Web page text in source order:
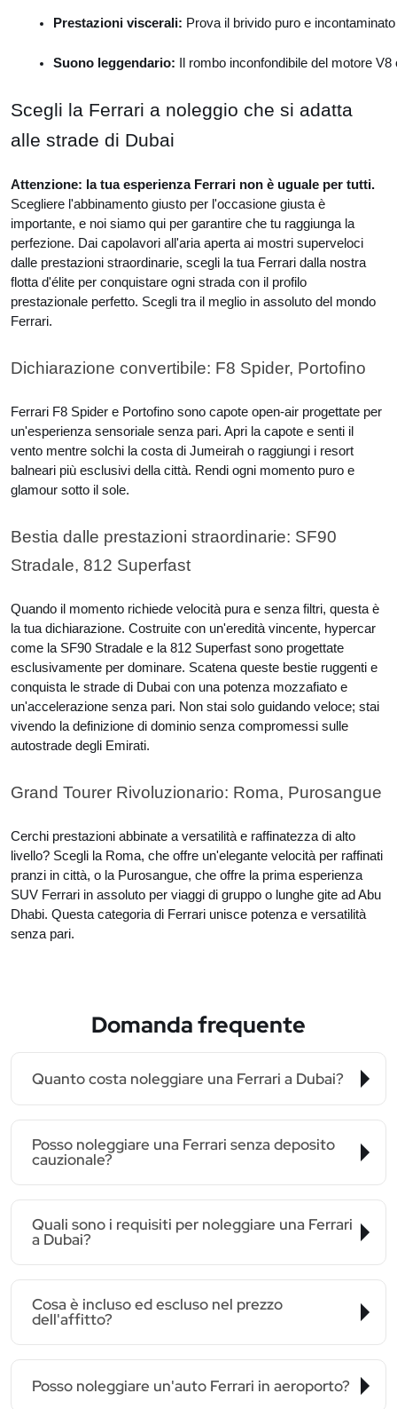
Prestazioni viscerali: Prova il brivido puro e
Suono leggendario: Il rombo inconfondibile del motore
Scegli la Ferrari a noleggio che si adatta
alle strade di Dubai
Attenzione: la tua esperienza Ferrari non è uguale per tutti.
Scegliere l'abbinamento giusto per l'occasione giusta è
importante, e noi siamo qui per garantire che tu raggiunga la
perfezione. Dai capolavori all'aria aperta ai mostri superveloci
dalle prestazioni straordinarie, scegli la tua Ferrari dalla nostra
flotta d'élite per conquistare ogni strada con il profilo
prestazionale perfetto. Scegli tra il meglio in assoluto del mondo
Ferrari.
Dichiarazione convertibile: F8 Spider, Portofino
Ferrari F8 Spider e Portofino sono capote open-air progettate per
un'esperienza sensoriale senza pari. Apri la capote e senti il
vento mentre solchi la costa di Jumeirah o raggiungi i resort
balneari più esclusivi della città. Rendi ogni momento puro e
glamour sotto il sole.
Bestia dalle prestazioni straordinarie: SF90
Stradale, 812 Superfast
Quando il momento richiede velocità pura e senza filtri, questa è
la tua dichiarazione. Costruite con un'eredità vincente, hypercar
come la SF90 Stradale e la 812 Superfast sono progettate
esclusivamente per dominare. Scatena queste bestie ruggenti e
conquista le strade di Dubai con una potenza mozzafiato e
un'accelerazione senza pari. Non stai solo guidando veloce; stai
vivendo la definizione di dominio senza compromessi sulle
autostrade degli Emirati.
Grand Tourer Rivoluzionario: Roma, Purosangue
Cerchi prestazioni abbinate a versatilità e raffinatezza di alto
livello? Scegli la Roma, che offre un'elegante velocità per raffinati
pranzi in città, o la Purosangue, che offre la prima esperienza
SUV Ferrari in assoluto per viaggi di gruppo o lunghe gite ad Abu
Dhabi. Questa categoria di Ferrari unisce potenza e versatilità
senza pari.
Domanda frequente
Quanto costa noleggiare una Ferrari a Dubai?
Posso noleggiare una Ferrari senza deposito
cauzionale?
Quali sono i requisiti per noleggiare una Ferrari
a Dubai?
Cosa è incluso ed escluso nel prezzo
dell'affitto?
Posso noleggiare un'auto Ferrari in aeroporto?